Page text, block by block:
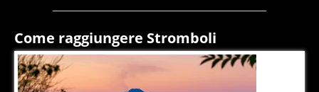
Come raggiungere Stromboli